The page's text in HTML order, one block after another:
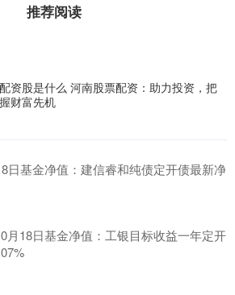
推荐阅读
配资股是什么 河南股票配资：助力投资，把
握财富先机
日基金净值：建信睿和纯债定开债最新净
月18日基金净值：工银目标收益一年定开